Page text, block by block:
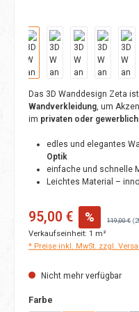
Das 3D Wanddesign Zeta
Wandverkleidung, um
im privaten oder
edles und elegantes
Optik
einfache und schnelle
Leichtes Material –
Verkaufspreis:
95,00 € % Regulärer
119,00 €
Verkaufseinheit: 1 m²
* Preise inkl. MwSt. zzgl.
Nicht mehr verfügbar
Farbe